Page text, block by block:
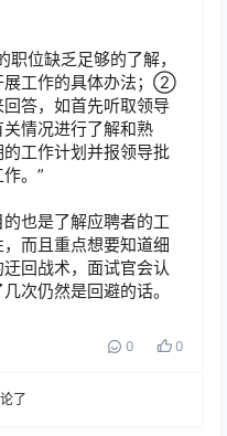
位缺乏足够的了解，
展工作的具体办法；②
答，如首先听取领导
情况进行了解和熟
工作计划并报领导批
。”
也是了解应聘者的工
而且重点想要知道细
回战术，面试官会认
次仍然是回避的话。
0 0
了